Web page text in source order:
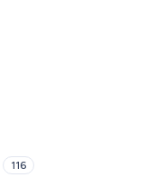
116